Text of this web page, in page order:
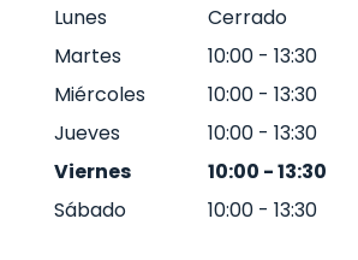
Lunes
Cerrado
Martes
10:00 - 13:30
Miércoles
10:00 - 13:30
Jueves
10:00 - 13:30
Viernes
10:00 -13:30
Sábado
10:00 - 13:30